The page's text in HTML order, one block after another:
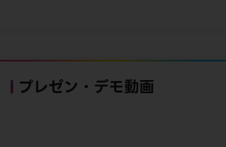
プレゼン・デモ動画